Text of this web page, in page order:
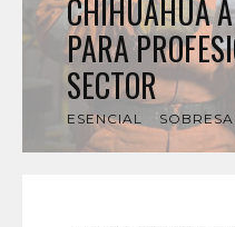
CHIHUAHUA
PARA
SECTOR
ESENCIAL